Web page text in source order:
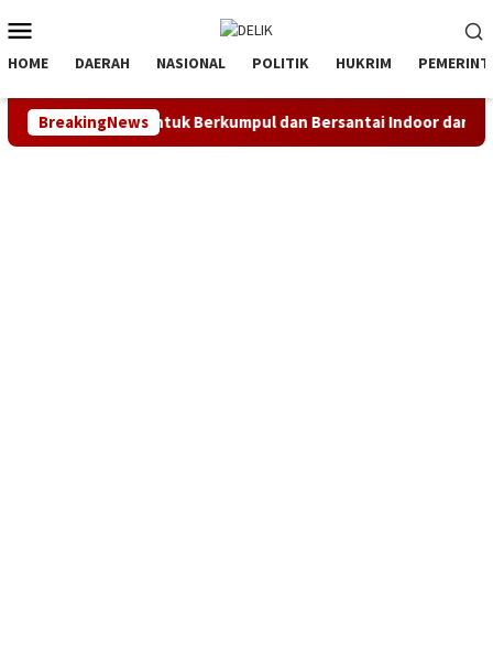
ke
kontenMobile
HOME DAERAH NASIONAL POLITIK HUKRIM
BreakingNews
Ruang untuk Berkumpul dan Bersantai Indoor dan Outdoor